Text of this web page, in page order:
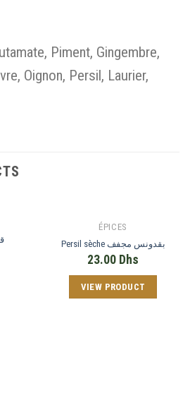
Piment, Gingembre,
Oignon, Persil, Laurier,
ÉPICES
Persil sèche بقدونس مجفف
23.00 Dhs
VIEW PRODUCT